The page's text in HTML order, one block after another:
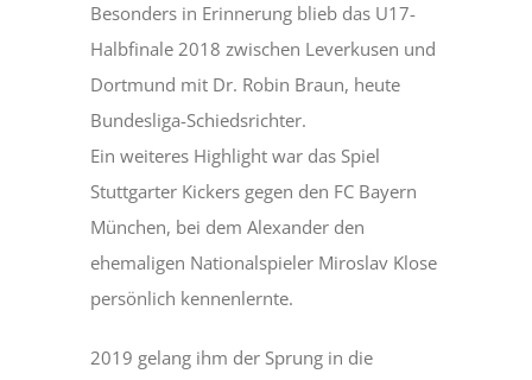
Besonders in Erinnerung blieb das U17-
Halbfinale 2018 zwischen Leverkusen und
Dortmund mit Dr. Robin Braun, heute
Bundesliga-Schiedsrichter.
Ein weiteres Highlight war das Spiel
Stuttgarter Kickers gegen den FC Bayern
München, bei dem Alexander den
ehemaligen Nationalspieler Miroslav Klose
persönlich kennenlernte.
2019 gelang ihm der Sprung in die